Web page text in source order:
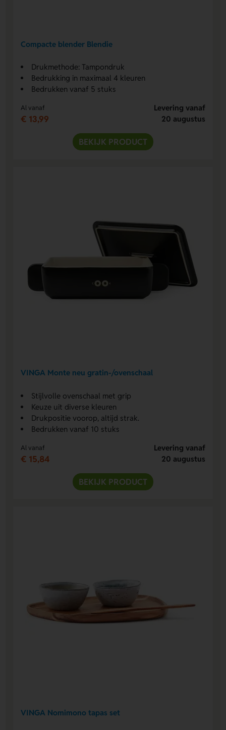
Compacte blender Blendie
Drukmethode: Tampondruk
Bedrukking in maximaal 4 kleuren
Bedrukken vanaf 5 stuks
Al vanaf
€ 13,99
Levering vanaf
20 augustus
BEKIJK PRODUCT
VINGA Monte neu gratin-/ovenschaal
Stijlvolle ovenschaal met grip
Keuze uit diverse kleuren
Drukpositie voorop, altijd strak.
Bedrukken vanaf 10 stuks
Al vanaf
€ 15,84
Levering vanaf
20 augustus
BEKIJK PRODUCT
VINGA Nomimono tapas set